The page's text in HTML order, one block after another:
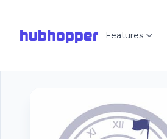
hubhopper Features